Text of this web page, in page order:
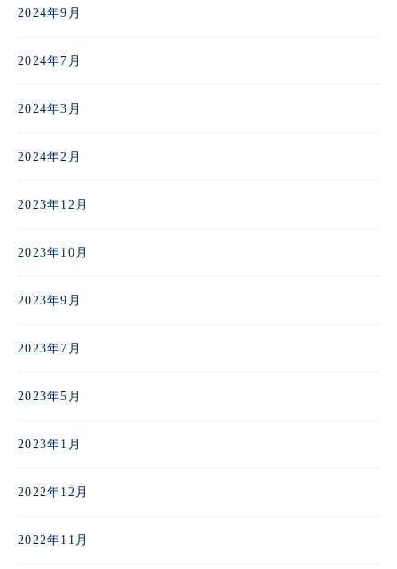
2024年9月
2024年7月
2024年3月
2024年2月
2023年12月
2023年10月
2023年9月
2023年7月
2023年5月
2023年1月
2022年12月
2022年11月